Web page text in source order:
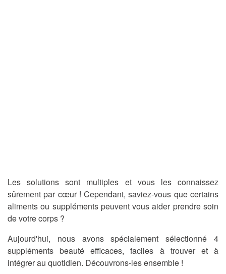
Les solutions sont multiples et vous les connaissez
sûrement par cœur ! Cependant, saviez-vous que certains
aliments ou suppléments peuvent vous aider prendre soin
de votre corps ?
Aujourd'hui, nous avons spécialement sélectionné 4
suppléments beauté efficaces, faciles à trouver et à
intégrer au quotidien. Découvrons-les ensemble !